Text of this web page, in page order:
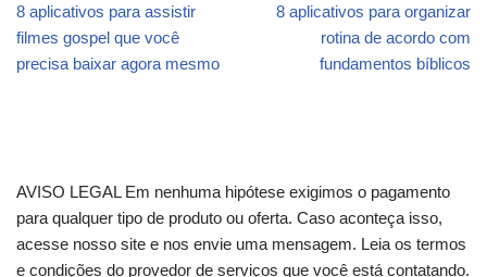
8 aplicativos para assistir
filmes gospel que você
precisa baixar agora mesmo
8 aplicativos para organizar
rotina de acordo com
fundamentos bíblicos
AVISO LEGAL Em nenhuma hipótese exigimos o pagamento
para qualquer tipo de produto ou oferta. Caso aconteça isso,
acesse nosso site e nos envie uma mensagem. Leia os termos
e condições do provedor de serviços que você está contatando.